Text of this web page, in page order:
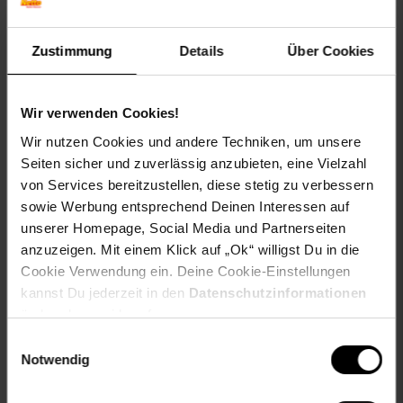
Zustimmung Details Über Cookies
Wir verwenden Cookies!
Wir nutzen Cookies und andere Techniken, um unsere
Seiten sicher und zuverlässig anzubieten, eine Vielzahl
von Services bereitzustellen, diese stetig zu verbessern
sowie Werbung entsprechend Deinen Interessen auf
unserer Homepage, Social Media und Partnerseiten
anzuzeigen. Mit einem Klick auf „Ok“ willigst Du in die
Cookie Verwendung ein. Deine Cookie-Einstellungen
kannst Du jederzeit in den Datenschutzinformationen
ändern bzw. widerrufen.
Notwendig
Versandinformationen
Herstellerinformationen
Fußzeile
Weitere Online-Angebote
Netto Reisen TV-Shop Weinwelt
Rezeptwelt Karriere